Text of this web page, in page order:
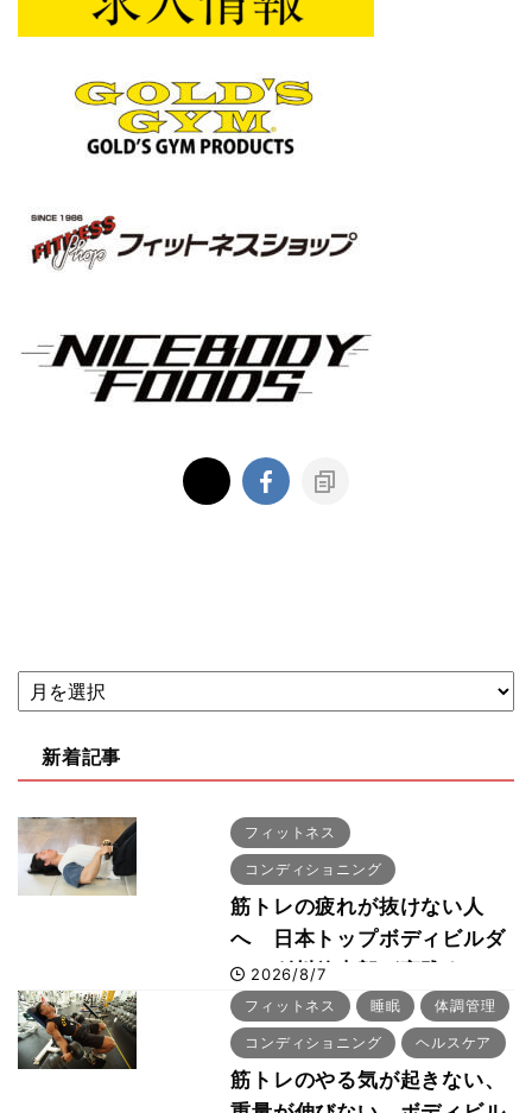
新着記事
フィットネス
コンディショニング
筋トレの疲れが抜けない人
へ 日本トップボディビルダ
ー・刈川啓志郎が実践する
「回復習慣」
2026/8/7
フィットネス 睡眠 体調管理
コンディショニング ヘルスケア
筋トレのやる気が起きない、